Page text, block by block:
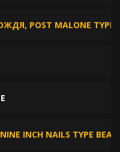
POST MALONE TYPE
INCH NAILS TYPE BEAT